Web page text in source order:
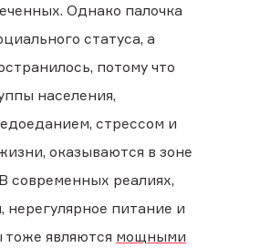
Однако палочка
статуса, а
потому что
населения,
стрессом и
оказываются в зоне
современных реалиях,
питание и
являются мощными